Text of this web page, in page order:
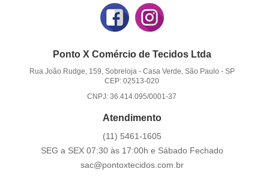
Ponto X Comércio de Tecidos Ltda
Rua João Rudge, 159, Sobreloja- Casa Verde, São Paulo - SP
CEP: 02513-020
CNPJ: 36.414.095/0001-37
Atendimento
(11) 5461-1605
SEG a SEX 07:30 às 17:00h e Sábado Fechado
sac@pontoxtecidos.com.br